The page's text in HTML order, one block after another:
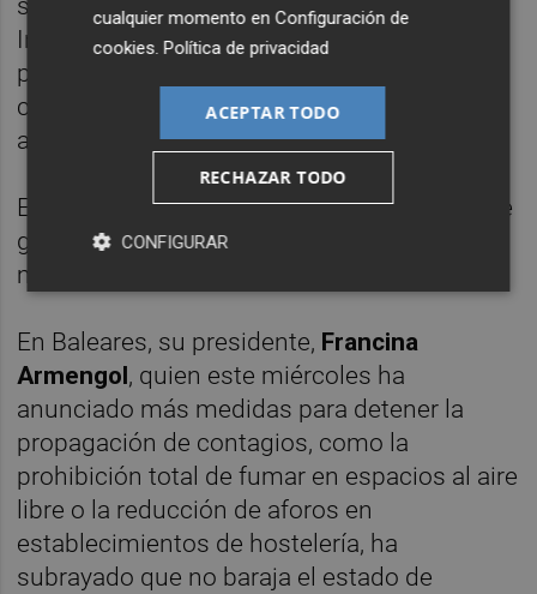
Internacional Menéndez Pelayo, que sí se
pueden adoptar restricciones de derechos o
confinamientos parciales con "garantías",
aunque convendría acometer reformas.
Entre los presidentes de las autonomías que
gobierna el PSOE, la opción no se plantea de
momento.
En Baleares, su presidente, Francina
Armengol, quien este miércoles ha
anunciado más medidas para detener la
propagación de contagios, como la
prohibición total de fumar en espacios al aire
libre o la reducción de aforos en
establecimientos de hostelería, ha
subrayado que no baraja el estado de
cualquier momento enConfiguración de
cookies.Política de privacidad
ACEPTAR TODO
RECHAZAR TODO
CONFIGURAR